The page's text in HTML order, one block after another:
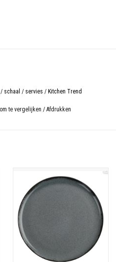
bestendig
/ schaal / servies / Kitchen Trend
te vergelijken / Afdrukken